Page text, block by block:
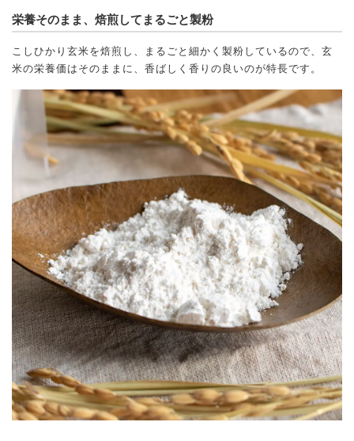
栄養そのまま、焙煎してまるごと製粉
こしひかり玄米を焙煎し、まるごと細かく製粉しているので、玄
米の栄養価はそのままに、香ばしく香りの良いのが特長です。